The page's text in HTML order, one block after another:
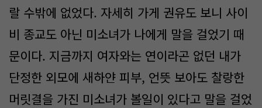
랄 수밖에 없었다. 자세히 가게 권유도 보니 사이
비 종교도 아닌 미소녀가 나에게 말을 걸었기 때
문이다. 지금까지 여자와는 연이라곤 없던 내가
단정한 외모에 새하얀 피부, 언뜻 보아도 찰랑한
머릿결을 가진 미소녀가 볼일이 있다고 말을 걸었